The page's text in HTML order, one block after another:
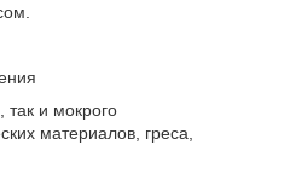
так и мокрого
материалов, греса,